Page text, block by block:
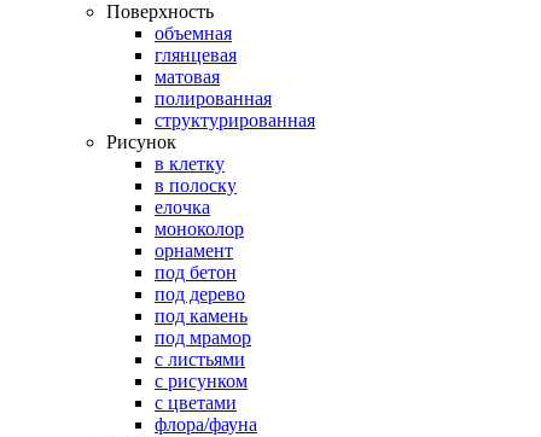
Поверхность
объемная
глянцевая
матовая
полированная
структурированная
Рисунок
в клетку
в полоску
елочка
моноколор
орнамент
под бетон
под дерево
под камень
под мрамор
с листьями
с рисунком
с цветами
флора/фауна